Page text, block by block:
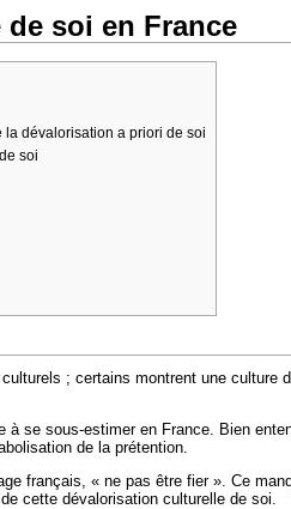
soi en France
dévalorisation a priori de soi
soi
; certains montrent une
se sous-estimer en France. Bien
de la prétention.
français, « ne pas être fier ». Ce
cette dévalorisation culturelle de soi.